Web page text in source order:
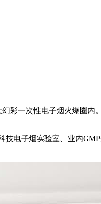
彩一次性电子烟火爆圈内
电子烟实验室、业内GMP